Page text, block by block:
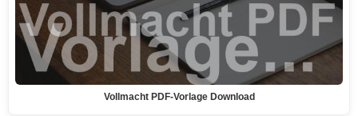
Vollmacht PDF-Vorlage Download